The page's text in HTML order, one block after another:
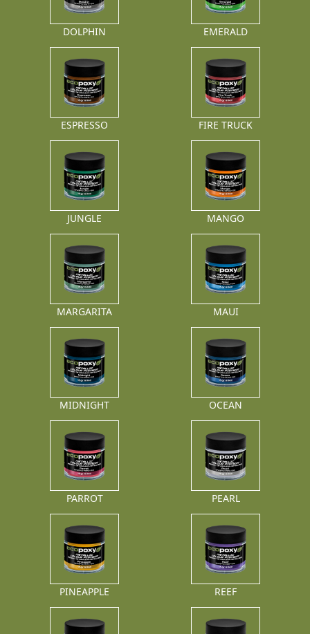
DOLPHIN EMERALD
ESPRESSO FIRE TRUCK
JUNGLE MANGO
MARGARITA MAUI
MIDNIGHT OCEAN
PARROT PEARL
PINEAPPLE REEF